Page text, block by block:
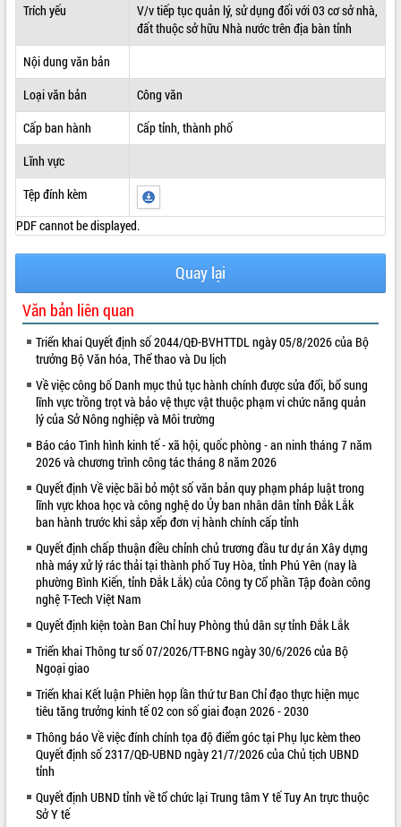
VĂN BẢN HĐND TỈNH
ĐIỂM TIN VĂN BẢN
VIDEO
Khám bệnh, cấp phát thuốc miễn phí
và tặng quà người dân xã Cư Pui
Hội nghị UBND tỉnh Đắk Lắk thường kỳ
tháng 7/2026
Lễ truy tặng danh hiệu “Bà Mẹ Việt
Nam Anh hùng” và trao Huân chương
Lao động
UBND tỉnh Đắk Lắk triển khai nhiệm
Kỳ họp thứ Hai, Hội đồng nhân dân
ALBUM ẢNH
Trích yếu
V/v tiếp tục quản lý, sử dụng đối với 03 cơ sở nhà,
đất thuộc sở hữu Nhà nước trên địa bàn tỉnh
Nội dung văn bản
Loại văn bản
Công văn
Cấp ban hành
Cấp tỉnh, thành phố
Lĩnh vực
Tệp đính kèm
PDF cannot be displayed.
Quay lại
Văn bản liên quan
Triển khai Quyết định số 2044/QĐ-BVHTTDL ngày 05/8/2026 của Bộ
trưởng Bộ Văn hóa, Thể thao và Du lịch
Về việc công bố Danh mục thủ tục hành chính được sửa đổi, bổ sung
lĩnh vực trồng trọt và bảo vệ thực vật thuộc phạm vi chức năng quản
lý của Sở Nông nghiệp và Môi trường
Báo cáo Tình hình kinh tế - xã hội, quốc phòng - an ninh tháng 7 năm
2026 và chương trình công tác tháng 8 năm 2026
Quyết định Về việc bãi bỏ một số văn bản quy phạm pháp luật trong
lĩnh vực khoa học và công nghệ do Ủy ban nhân dân tỉnh Đắk Lắk
ban hành trước khi sắp xếp đơn vị hành chính cấp tỉnh
Quyết định chấp thuận điều chỉnh chủ trương đầu tư dự án Xây dựng
nhà máy xử lý rác thải tại thành phố Tuy Hòa, tỉnh Phú Yên (nay là
phường Bình Kiến, tỉnh Đắk Lắk) của Công ty Cổ phần Tập đoàn công
nghệ T-Tech Việt Nam
Quyết định kiện toàn Ban Chỉ huy Phòng thủ dân sự tỉnh Đắk Lắk
Triển khai Thông tư số 07/2026/TT-BNG ngày 30/6/2026 của Bộ
Ngoại giao
Triển khai Kết luận Phiên họp lần thứ tư Ban Chỉ đạo thực hiện mục
tiêu tăng trưởng kinh tế 02 con số giai đoạn 2026 - 2030
Thông báo Về việc đính chính tọa độ điểm góc tại Phụ lục kèm theo
Quyết định số 2317/QĐ-UBND ngày 21/7/2026 của Chủ tịch UBND
tỉnh
Quyết định UBND tỉnh về tổ chức lại Trung tâm Y tế Tuy An trực thuộc
Sở Y tế